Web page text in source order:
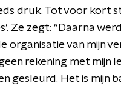
druk. Tot voor kort
Ze zegt: “Daarna
organisatie van mijn
rekening met mijn
gesleurd. Het is mijn